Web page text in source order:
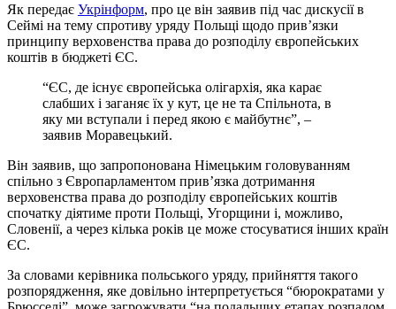
Як передає Укрінформ, про це він заявив під час дискусії в
Сеймі на тему спротиву уряду Польщі щодо прив’язки
принципу верховенства права до розподілу європейських
коштів в бюджеті ЄС.
“ЄС, де існує європейська олігархія, яка карає
слабших і заганяє їх у кут, це не та Спільнота, в
яку ми вступали і перед якою є майбутнє”, –
заявив Моравецький.
Він заявив, що запропонована Німецьким головуванням
спільно з Європарламентом прив’язка дотримання
верховенства права до розподілу європейських коштів
спочатку діятиме проти Польщі, Угорщини і, можливо,
Словенії, а через кілька років це може стосуватися інших країн
ЄС.
За словами керівника польського уряду, прийняття такого
розпорядження, яке довільно інтерпретується “бюрократами у